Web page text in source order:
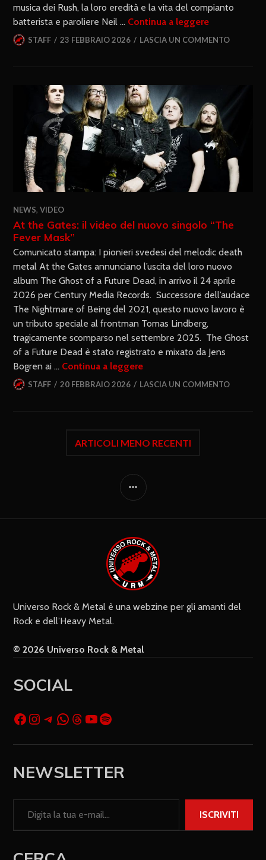
musica dei Rush, la loro eredità e la vita del compianto
batterista e paroliere Neil … Continua a leggere
STAFF 23 FEBBRAIO 2026 LASCIA UN COMMENTO
NEWS,VIDEO
At the Gates: il video del nuovo singolo “The
Fever Mask”
Comunicato stampa: I pionieri svedesi del melodic death
metal At the Gates annunciano l’uscita del loro nuovo
album The Ghost of a Future Dead, in arrivo il 24 aprile
2026 per Century Media Records. Successore dell’audace
The Nightmare of Being del 2021, questo nuovo lavoro è
un tributo speciale al frontman Tomas Lindberg,
tragicamente scomparso nel settembre 2025. The Ghost
of a Future Dead è stato registrato e mixato da Jens
Bogren ai … Continua a leggere
STAFF 20 FEBBRAIO 2026 LASCIA UN COMMENTO
ARTICOLI MENO RECENTI
Universo Rock & Metal è una webzine per gli amanti del
Rock e dell’Heavy Metal.
© 2026 Universo Rock & Metal
SOCIAL
NEWSLETTER
ISCRIVITI